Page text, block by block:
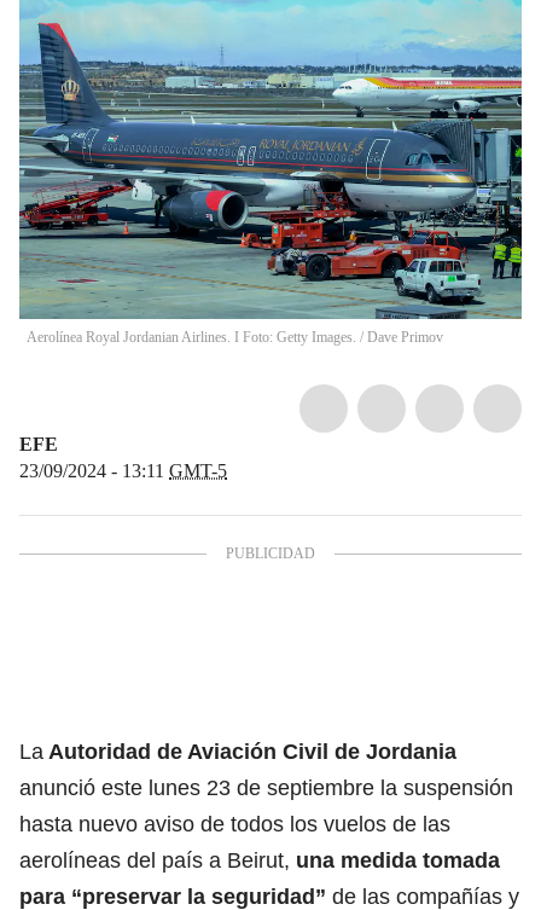
Aerolínea Royal Jordanian Airlines. I Foto: Getty Images. / Dave Primov
EFE
23/09/2024 - 13:11 GMT-5
La Autoridad de Aviación Civil de Jordania
anunció este lunes 23 de septiembre la suspensión
hasta nuevo aviso de todos los vuelos de las
aerolíneas del país a Beirut, una medida tomada
para “preservar la seguridad” de las compañías y